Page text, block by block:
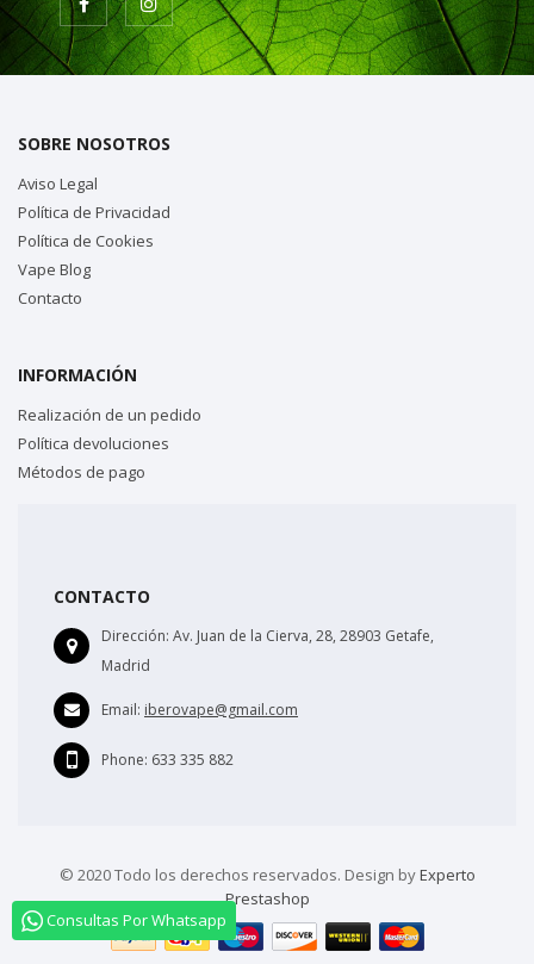
Consultas Por Whatsapp
SOBRE NOSOTROS
Aviso Legal
Política de Privacidad
Política de Cookies
Vape Blog
Contacto
INFORMACIÓN
Realización de un pedido
Política devoluciones
Métodos de pago
CONTACTO
Dirección: Av. Juan de la Cierva, 28, 28903 Getafe,
Madrid
Email: iberovape@gmail.com
Phone: 633 335 882
© 2020 Todo los derechos reservados. Design byExperto
Prestashop